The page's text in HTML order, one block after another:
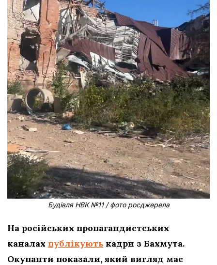
Будівля НВК №11 / фото росджерела
На російських пропагандистських
каналах публікують кадри з Бахмута.
Окупанти показали, який вигляд має